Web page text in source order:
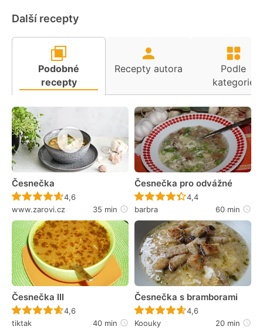
Další recepty
Podobné
recepty
Recepty autora
Podle
kategorie
Česnečka
Recept ještě nebyl hodnocen
4,6
www.zarovi.cz
35 min
Česnečka pro odvážné
Recept ještě nebyl
4,4
barbra
60 min
Česnečka III
Recept ještě nebyl hodnocen
4,6
tiktak
40 min
Česnečka s bramborami
Recept ještě nebyl
4,6
Koouky
20 min